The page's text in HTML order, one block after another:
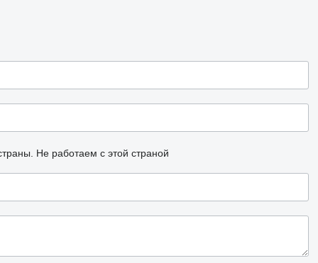
Не работаем с этой страной